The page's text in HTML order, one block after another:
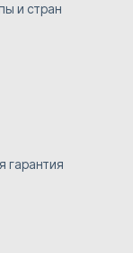
и стран
гарантия